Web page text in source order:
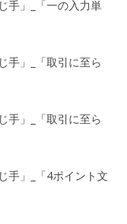
手」_「一の入力単
手」_「取引に至ら
手」_「取引に至ら
手」_「4ポイント文